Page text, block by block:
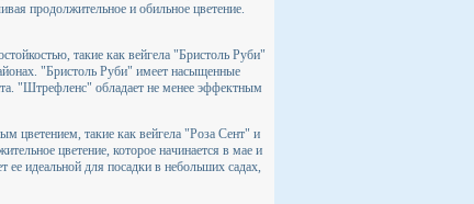
продолжительное и обильное цветение.
такие как вейгела "Бристоль Руби"
"Бристоль Руби" имеет насыщенные
"Штрефленс" обладает не менее эффектным
цветением, такие как вейгела "Роза Сент" и
цветение, которое начинается в мае и
идеальной для посадки в небольших садах,